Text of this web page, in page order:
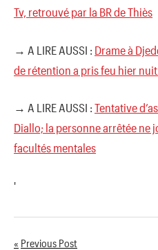
Tv, retrouvé par la BR de Thiès
→ A LIRE AUSSI : Drame à
de rétention a pris feu hier nuit.
→ A LIRE AUSSI : Tentative
Diallo; la personne arrêtée ne
facultés mentales
'
Previous Post